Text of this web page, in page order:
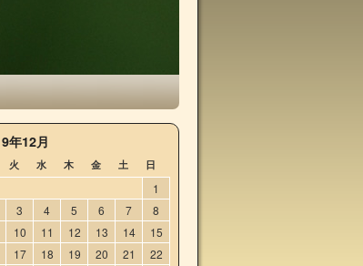
年12月
火 水 木 金 土 日
1
3 4 5 6 7
8
10 11 12 13 14
15
17 18 19 20 21
22